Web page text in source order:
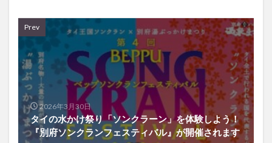
Prev
2026年3月30日
タイの水かけ祭り「ソンクラーン」を体験しよう！
『別府ソンクランフェスティバル』が開催されます